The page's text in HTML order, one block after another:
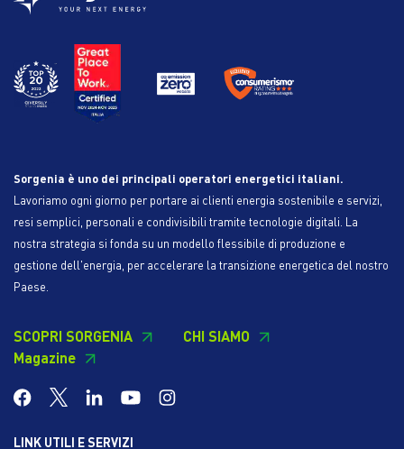
Sorgenia è uno dei principali operatori energetici italiani.
Lavoriamo ogni giorno per portare ai clienti energia sostenibile e servizi,
resi semplici, personali e condivisibili tramite tecnologie digitali. La
nostra strategia si fonda su un modello flessibile di produzione e
gestione dell'energia, per accelerare la transizione energetica del nostro
Paese.
SCOPRI SORGENIA
CHI SIAMO
Magazine
LINK UTILI E SERVIZI